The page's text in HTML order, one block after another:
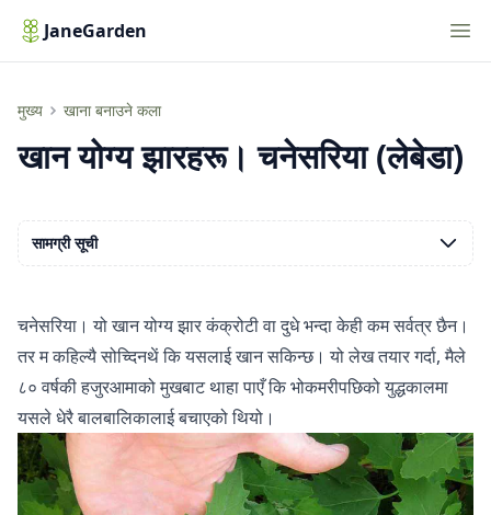
JaneGarden
मुख्य खाना बनाउने कला
खान योग्य झारहरू। चनेसरिया (लेबेडा)
खान योग्य झारहरू। चनेसरिया (लेबेडा)
चनेसरिया। यो खान योग्य झार कंक्रोटी वा दुधे भन्दा केही कम सर्वत्र छैन।
तर म कहिल्यै सोच्दिनथें कि यसलाई खान सकिन्छ। यो लेख तयार गर्दा, मैले
८० वर्षकी हजुरआमाको मुखबाट थाहा पाएँ कि भोकमरीपछिको युद्धकालमा
यसले धेरै बालबालिकालाई बचाएको थियो।
सामग्री सूची